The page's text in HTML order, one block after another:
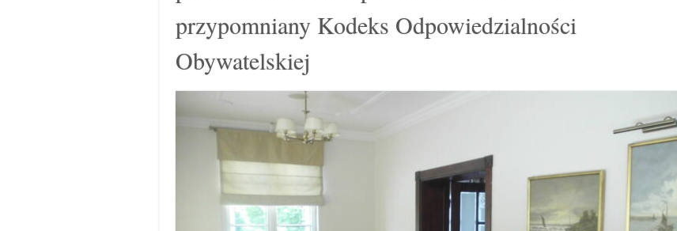
przypomniany Kodeks Odpowiedzialności
Obywatelskiej